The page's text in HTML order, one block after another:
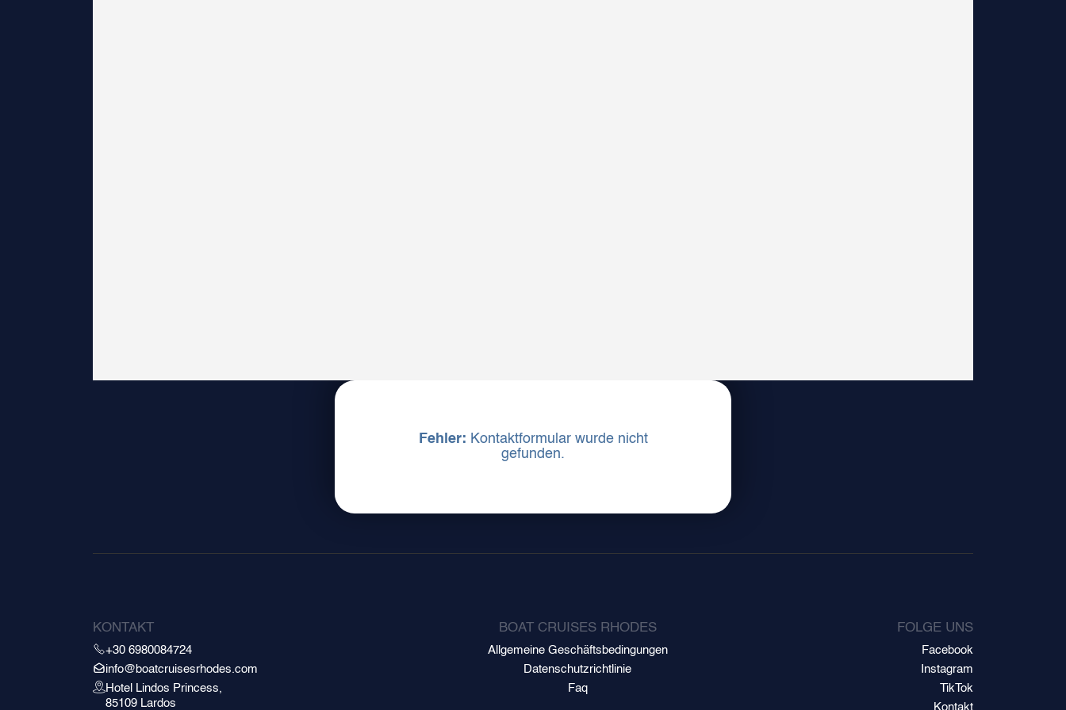
Fehler: Kontaktformular wurde nicht
gefunden.
KONTAKT
+30 6980084724
info@boatcruisesrhodes.com
Hotel Lindos Princess,
85109 Lardos
BOAT CRUISES RHODES
Allgemeine Geschäftsbedingungen
Datenschutzrichtlinie
Faq
FOLGE UNS
Facebook
Instagram
TikTok
Kontakt